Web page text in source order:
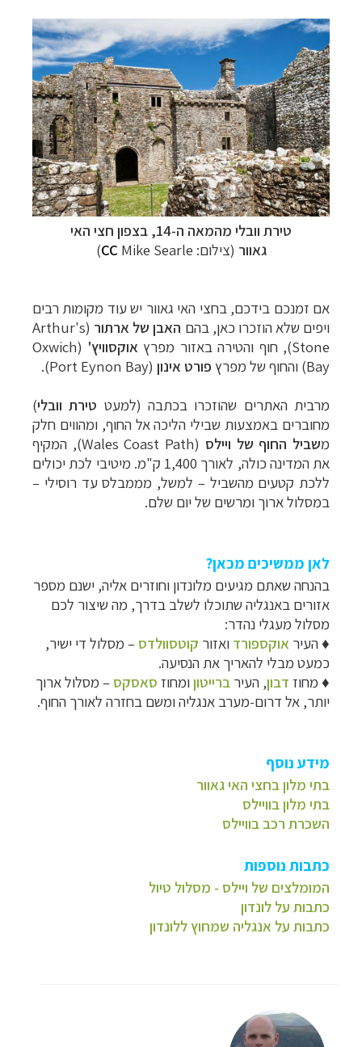
טירת וובלי מהמאה ה-14, בצפון חצי האי
גאוור (צילום: CC Mike Searle)
אם זמנכם בידכם, בחצי האי גאוור יש עוד מקומות רבים
ויפים שלא הוזכרו כאן, בהם האבן של ארתור (Arthur's
Stone), חוף והטירה באזור מפרץ
אוקסוויץ' (
Oxwich
Bay) והחוף של מפרץ פורט אינון (
Port Eynon Bay)
.
מרבית האתרים שהוזכרו בכתבה (למעט טירת וובלי)
מחוברים באמצעות שבילי הליכה אל החוף, ומהווים חלק
משביל החוף של ויילס (
Wales Coast Path), המקיף
את המדינה כולה, לאורך 1,400 ק"מ
. מיטיבי לכת יכולים
ללכת קטעים מהשביל – למשל, מממבלס עד רוסילי –
במסלול ארוך ומרשים של יום שלם.
לאן ממשיכים מכאן?
בהנחה שאתם מגיעים מלונדון וחוזרים אליה, ישנם מספר
אזורים באנגליה שתוכלו לשלב בדרך, מה שיצור לכם
מסלול מעגלי נהדר:
♦העיר אוקספורד ואזור קוטסוולדס – מסלול די ישיר,
כמעט מבלי להאריך את הנסיעה.
♦ מחוז דבון, העיר ברייטוןומחוז סאסקס – מסלול ארוך
יותר, אל דרום-מערב אנגליה ומשם בחזרה לאורך החוף.
מידע נוסף
בתי מלון בחצי האי גאוור
בתי מלון בוויילס
השכרת רכב בוויילס
כתבות נוספות
המומלצים של ויילס - מסלול טיול
כתבות על לונדון
כתבות על אנגליה שמחוץ ללונדון